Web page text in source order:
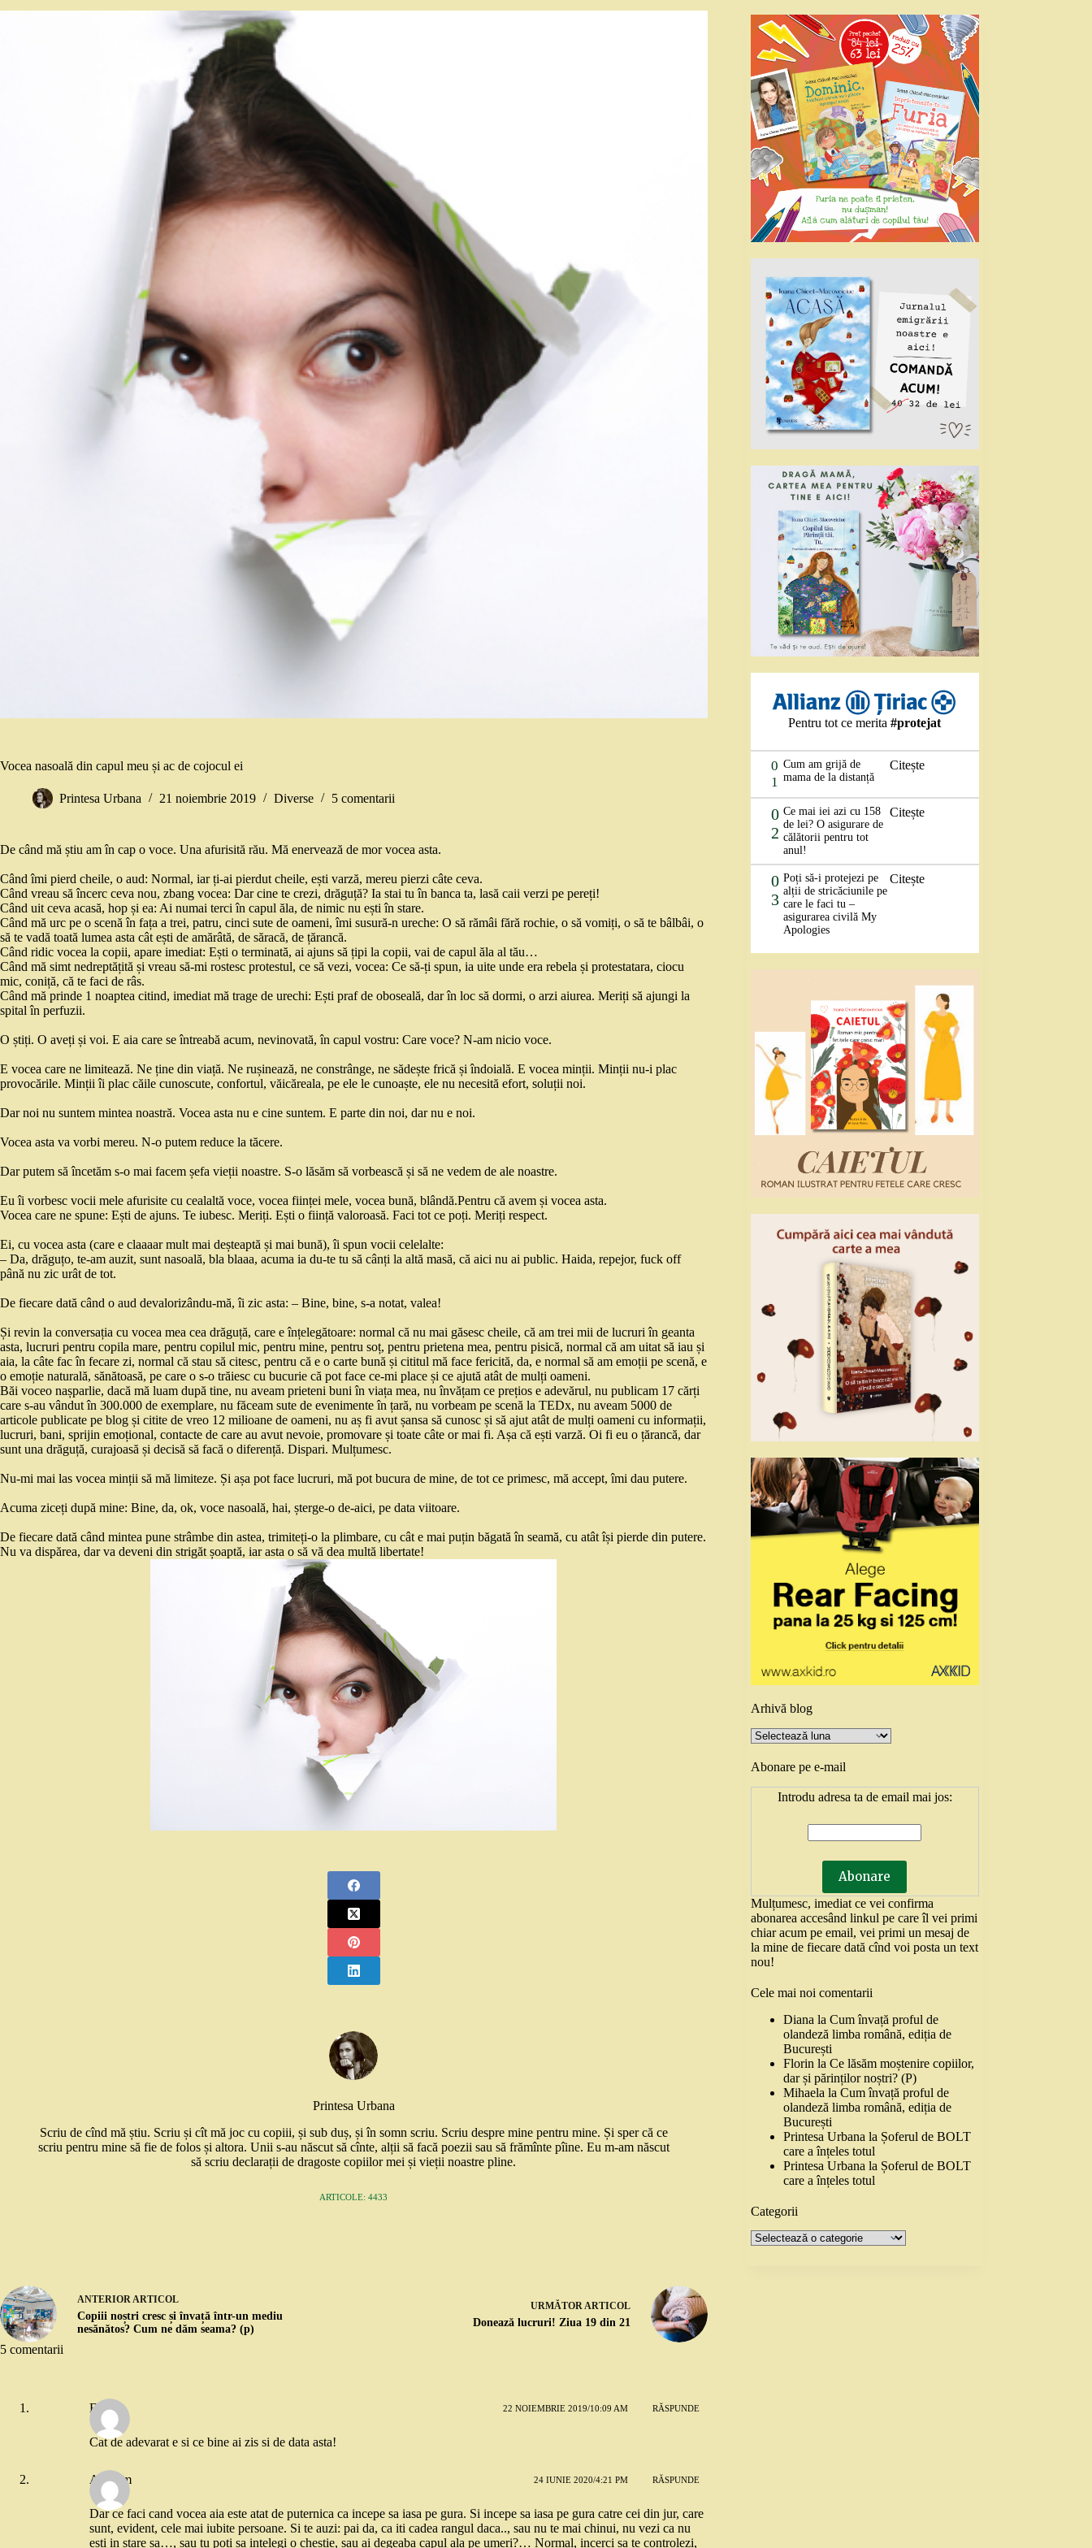
Vocea nasoală din capul meu și ac de cojocul ei
Printesa Urbana 21 noiembrie 2019 Diverse 5 comentarii
De când mă știu am în cap o voce. Una afurisită rău. Mă enervează de mor vocea asta.
Când îmi pierd cheile, o aud: Normal, iar ți-ai pierdut cheile, ești varză, mereu pierzi câte ceva.
Când vreau să încerc ceva nou, zbang vocea: Dar cine te crezi, drăguță? Ia stai tu în banca ta, lasă caii verzi pe pereți!
Când uit ceva acasă, hop și ea: Ai numai terci în capul ăla, de nimic nu ești în stare.
Când mă urc pe o scenă în fața a trei, patru, cinci sute de oameni, îmi susură-n ureche: O să rămâi fără rochie, o să vomiți, o să te bâlbâi, o
să te vadă toată lumea asta cât ești de amărâtă, de săracă, de țărancă.
Când ridic vocea la copii, apare imediat: Ești o terminată, ai ajuns să țipi la copii, vai de capul ăla al tău…
Când mă simt nedreptățită și vreau să-mi rostesc protestul, ce să vezi, vocea: Ce să-ți spun, ia uite unde era rebela și protestatara, ciocu
mic, coniță, că te faci de râs.
Când mă prinde 1 noaptea citind, imediat mă trage de urechi: Ești praf de oboseală, dar în loc să dormi, o arzi aiurea. Meriți să ajungi la
spital în perfuzii.
O știți. O aveți și voi. E aia care se întreabă acum, nevinovată, în capul vostru: Care voce? N-am nicio voce.
E vocea care ne limitează. Ne ține din viață. Ne rușinează, ne constrânge, ne sădește frică și îndoială. E vocea minții. Minții nu-i plac
provocările. Minții îi plac căile cunoscute, confortul, văicăreala, pe ele le cunoaște, ele nu necesită efort, soluții noi.
Dar noi nu suntem mintea noastră. Vocea asta nu e cine suntem. E parte din noi, dar nu e noi.
Vocea asta va vorbi mereu. N-o putem reduce la tăcere.
Dar putem să încetăm s-o mai facem șefa vieții noastre. S-o lăsăm să vorbească și să ne vedem de ale noastre.
Eu îi vorbesc vocii mele afurisite cu cealaltă voce, vocea ființei mele, vocea bună, blândă.Pentru că avem și vocea asta.
Vocea care ne spune: Ești de ajuns. Te iubesc. Meriți. Ești o ființă valoroasă. Faci tot ce poți. Meriți respect.
Ei, cu vocea asta (care e claaaar mult mai deșteaptă și mai bună), îi spun vocii celelalte:
– Da, drăguțo, te-am auzit, sunt nasoală, bla blaaa, acuma ia du-te tu să cânți la altă masă, că aici nu ai public. Haida, repejor, fuck off
până nu zic urât de tot.
De fiecare dată când o aud devalorizându-mă, îi zic asta: – Bine, bine, s-a notat, valea!
Și revin la conversația cu vocea mea cea drăguță, care e înțelegătoare: normal că nu mai găsesc cheile, că am trei mii de lucruri în geanta
asta, lucruri pentru copila mare, pentru copilul mic, pentru mine, pentru soț, pentru prietena mea, pentru pisică, normal că am uitat să iau și
aia, la câte fac în fecare zi, normal că stau să citesc, pentru că e o carte bună și cititul mă face fericită, da, e normal să am emoții pe scenă, e
o emoție naturală, sănătoasă, pe care o s-o trăiesc cu bucurie că pot face ce-mi place și ce ajută atât de mulți oameni.
Băi voceo nașparlie, dacă mă luam după tine, nu aveam prieteni buni în viața mea, nu învățam ce prețios e adevărul, nu publicam 17 cărți
care s-au vândut în 300.000 de exemplare, nu făceam sute de evenimente în țară, nu vorbeam pe scenă la TEDx, nu aveam 5000 de
articole publicate pe blog și citite de vreo 12 milioane de oameni, nu aș fi avut șansa să cunosc și să ajut atât de mulți oameni cu informații,
lucruri, bani, sprijin emoțional, contacte de care au avut nevoie, promovare și toate câte or mai fi. Așa că ești varză. Oi fi eu o țărancă, dar
sunt una drăguță, curajoasă și decisă să facă o diferență. Dispari. Mulțumesc.
Nu-mi mai las vocea minții să mă limiteze. Și așa pot face lucruri, mă pot bucura de mine, de tot ce primesc, mă accept, îmi dau putere.
Acuma ziceți după mine: Bine, da, ok, voce nasoală, hai, șterge-o de-aici, pe data viitoare.
De fiecare dată când mintea pune strâmbe din astea, trimiteți-o la plimbare, cu cât e mai puțin băgată în seamă, cu atât își pierde din putere.
Nu va dispărea, dar va deveni din strigăt șoaptă, iar asta o să vă dea multă libertate!
Printesa Urbana
Scriu de cînd mă știu. Scriu și cît mă joc cu copiii, și sub duș, și în somn scriu. Scriu despre mine pentru mine. Și sper că ce
scriu pentru mine să fie de folos și altora. Unii s-au născut să cînte, alții să facă poezii sau să frămînte pîine. Eu m-am născut
să scriu declarații de dragoste copiilor mei și vieții noastre pline.
ARTICOLE: 4433
ANTERIORARTICOL
Copiii noștri cresc și învață într-un mediu
nesănătos? Cum ne dăm seama? (p)
URMĂTORARTICOL
Donează lucruri! Ziua 19 din 21
5 comentarii
Eva 22 NOIEMBRIE 2019/10:09 AM RĂSPUNDE
Cat de adevarat e si ce bine ai zis si de data asta!
Anonim 24 IUNIE 2020/4:21 PM RĂSPUNDE
Dar ce faci cand vocea aia este atat de puternica ca incepe sa iasa pe gura. Si incepe sa iasa pe gura catre cei din jur, care
sunt, evident, cele mai iubite persoane. Si te auzi: pai da, ca iti cadea rangul daca.., sau nu te mai chinui, nu vezi ca nu
esti in stare sa…, sau tu poti sa intelegi o chestie, sau ai degeaba capul ala pe umeri?… Normal, incerci sa te controlezi,
Pentru tot ce merita#protejat
0
1
Cum am grijă de
mama de la distanță
Citește
0
2
Ce mai iei azi cu 158
de lei? O asigurare de
călătorii pentru tot
anul!
Citește
0
3
Poți să-i protejezi pe
alții de stricăciunile pe
care le faci tu –
asigurarea civilă My
Apologies
Citește
Arhivă blog
Arhivă
blog
Abonare pe e-mail
Introdu adresa ta de email mai jos:
Mulțumesc, imediat ce vei confirma
abonarea accesând linkul pe care îl vei primi
chiar acum pe email, vei primi un mesaj de
la mine de fiecare dată cînd voi posta un text
nou!
Cele mai noi comentarii
Diana laCum învață proful de
olandeză limba română, ediția de
București
Florin laCe lăsăm moștenire copiilor,
dar și părinților noștri? (P)
Mihaela laCum învață proful de
olandeză limba română, ediția de
București
Printesa Urbana la Șoferul de BOLT
care a înțeles totul
Printesa Urbana la Șoferul de BOLT
care a înțeles totul
Categorii
Categorii